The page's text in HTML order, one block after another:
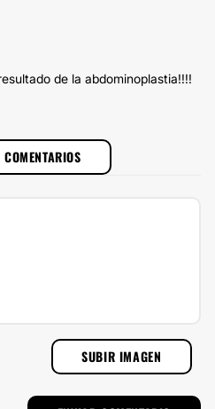
de la abdominoplastia!!!!
SUBIR IMAGEN